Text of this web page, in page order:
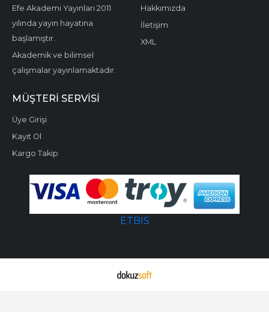
Efe Akademi Yayınları 2011
yılında yayın hayatına
başlamıştır.
Akademik ve bilimsel
çalışmalar yayınlamaktadır.
Hakkımızda
İletişim
XML
MÜŞTERI SERVISI
Üye Girişi
Kayıt Ol
Kargo Takip
ETBIS